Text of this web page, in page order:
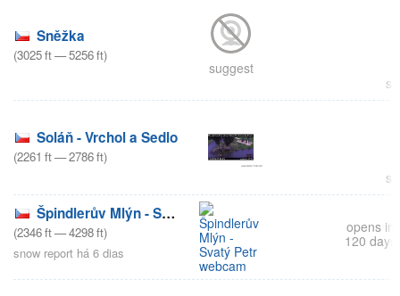
Sněžka
(3025ft—5256ft)
suggest
Soláň - Vrchol a Sedlo
(2261 ft—2786ft)
Špindlerův Mlýn - Svatý Petr
(2346ft—4298ft)
snow report há 6 dias
opens in
120 days